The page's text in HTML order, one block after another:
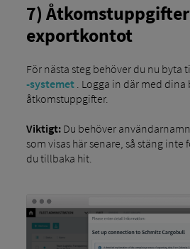
7)
exportkontot
För nästa steg behöver du nu byta
-systemet. Logga in där med dina
åtkomstuppgifter.
Viktigt:Du behöver
som visas här senare, så stäng
du tillbaka hit.